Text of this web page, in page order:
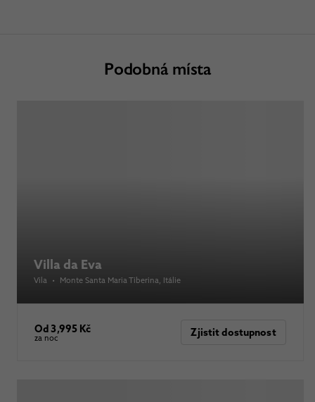
Podobná místa
Villa da Eva
Vila • Monte Santa Maria Tiberina , Itálie
Od 3,995 Kč
za noc Zjistit dostupnost